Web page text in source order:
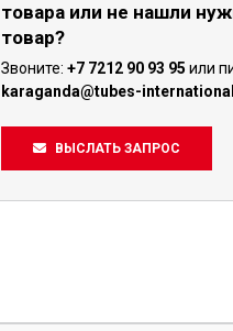
товара или не нашли
товар?
Звоните: +7 7212 90 93 95 или
karaganda@tubes-
ВЫСЛАТЬ ЗАПРОС